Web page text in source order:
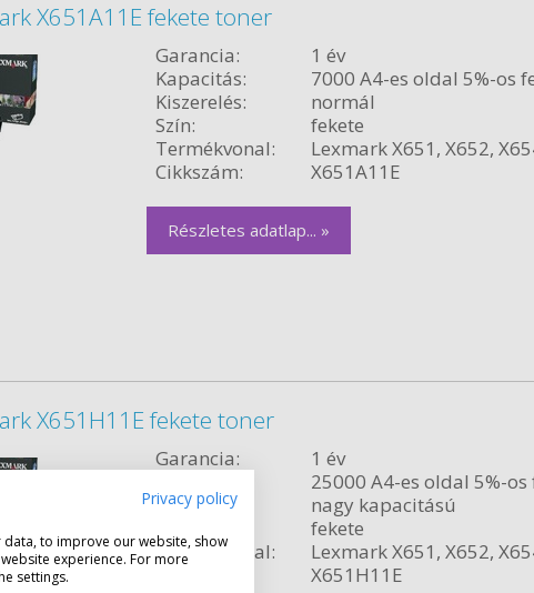
X651A11E fekete toner
Garancia:
1 év
Kapacitás:
7000 A4-es oldal 5%-os
Kiszerelés:
normál
Szín:
fekete
Termékvonal:
Lexmark X651, X652,
Cikkszám:
X651A11E
Részletes adatlap... »
X651H11E fekete toner
Garancia:
1 év
25000 A4-es oldal 5%-
Kiszerelés:
nagy kapacitású
fekete
Termékvonal:
Lexmark X651, X652,
X651H11E
Privacy policy
to improve our website, show
experience. For more
settings.